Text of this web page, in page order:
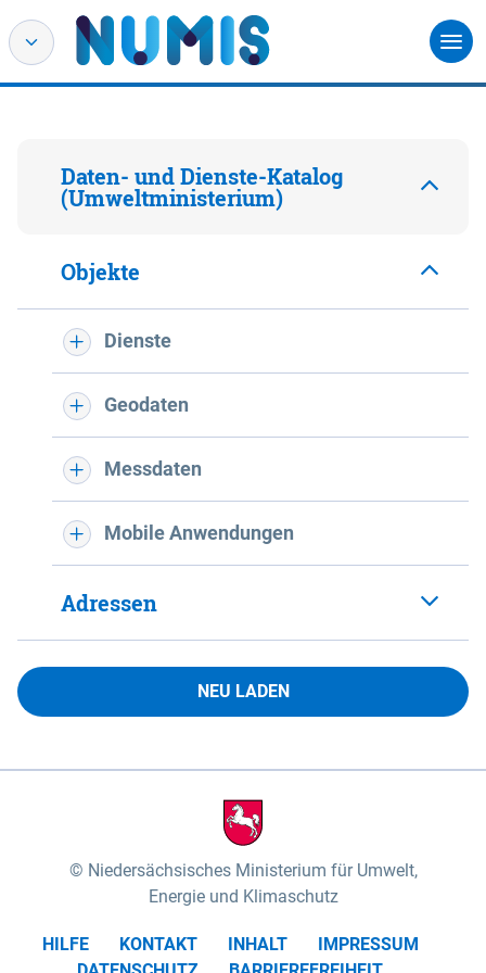
Daten- und Dienste-Katalog
(Umweltministerium)
Objekte
Dienste
Geodaten
Messdaten
Mobile Anwendungen
Adressen
NEU LADEN
Niedersächsisches Ministerium für Umwelt,
Energie und Klimaschutz
HILFE KONTAKT INHALT
IMPRESSUM